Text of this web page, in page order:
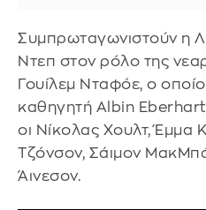
Συμπρωταγωνιστούν η
Ντεπ στον ρόλο της
Γουίλεμ Νταφόε, ο
καθηγητή Albin
οι Νίκολας Χουλτ, Έμμα
Τζόνσον, Σάιμον
Άινεσον.